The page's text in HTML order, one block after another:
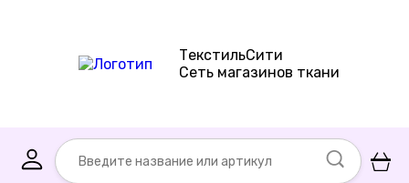
ТекстильСити
Сеть магазинов ткани